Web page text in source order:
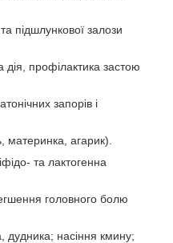
підшлункової залози
профілактика застою
запорів і
материнка, агарик).
та лактогенна
головного болю
дудника; насіння кмину;